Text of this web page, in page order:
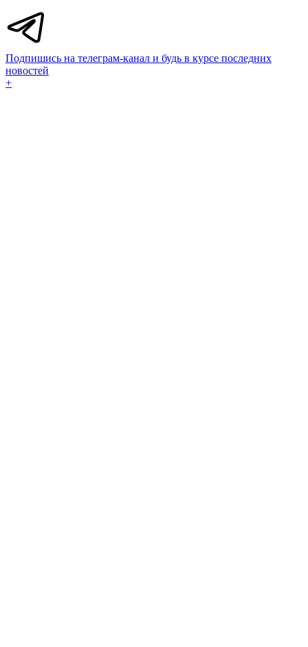
Подпишись на телеграм-канал и будь в курсе последних
новостей
+